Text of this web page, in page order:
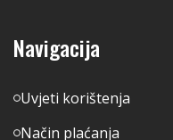
Navigacija
Uvjeti korištenja
Način plaćanja